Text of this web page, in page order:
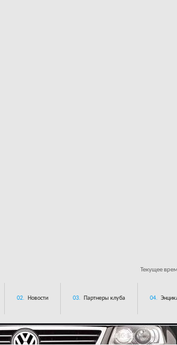
Текущее
02. Новости 03. Партнеры клуба 04.